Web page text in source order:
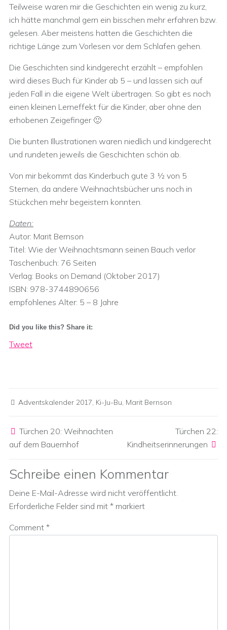
Teilweise waren mir die Geschichten ein wenig zu kurz,
ich hätte manchmal gern ein bisschen mehr erfahren bzw.
gelesen. Aber meistens hatten die Geschichten die
richtige Länge zum Vorlesen vor dem Schlafen gehen.
Die Geschichten sind kindgerecht erzählt – empfohlen
wird dieses Buch für Kinder ab 5 – und lassen sich auf
jeden Fall in die eigene Welt übertragen. So gibt es noch
einen kleinen Lerneffekt für die Kinder, aber ohne den
erhobenen Zeigefinger 🙂
Die bunten Illustrationen waren niedlich und kindgerecht
und rundeten jeweils die Geschichten schön ab.
Von mir bekommt das Kinderbuch gute 3 ½ von 5
Sternen, da andere Weihnachtsbücher uns noch in
Stückchen mehr begeistern konnten.
Daten:
Autor: Marit Bernson
Titel: Wie der Weihnachtsmann seinen Bauch verlor
Taschenbuch: 76 Seiten
Verlag: Books on Demand (Oktober 2017)
ISBN: 978-3744890656
empfohlenes Alter: 5 – 8 Jahre
Did you like this? Share it:
Tweet
Adventskalender 2017, Ki-Ju-Bu, Marit Bernson
Türchen 20: Weihnachten
auf dem Bauernhof
Türchen 22:
Kindheitserinnerungen
Schreibe einen Kommentar
Deine E-Mail-Adresse wird nicht veröffentlicht.
Erforderliche Felder sind mit * markiert
Comment *